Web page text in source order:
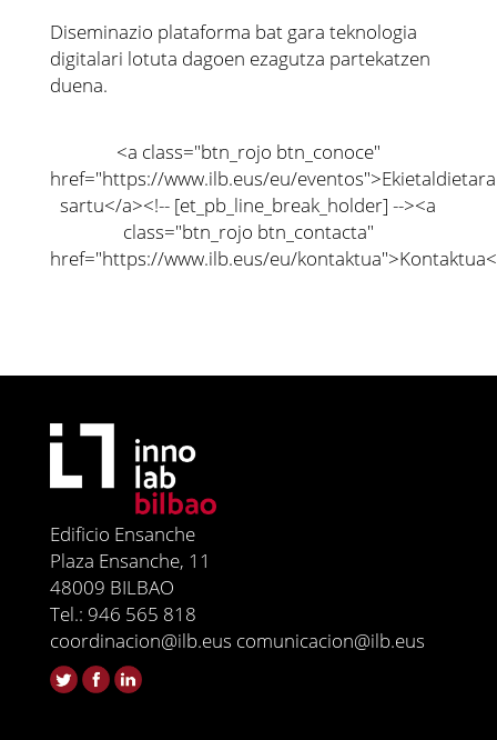
Diseminazio plataforma bat gara teknologia
digitalari lotuta dagoen ezagutza partekatzen
duena.
<a class="btn_rojo btn_conoce"
href="https://www.ilb.eus/eu/eventos">Ekietaldietara
sartu</a><!-- [et_pb_line_break_holder] --><a
class="btn_rojo btn_contacta"
href="https://www.ilb.eus/eu/
Edificio Ensanche
Plaza Ensanche, 11
48009 BILBAO
Tel.: 946 565 818
coordinacion@ilb.eus comunicacion@ilb.eus